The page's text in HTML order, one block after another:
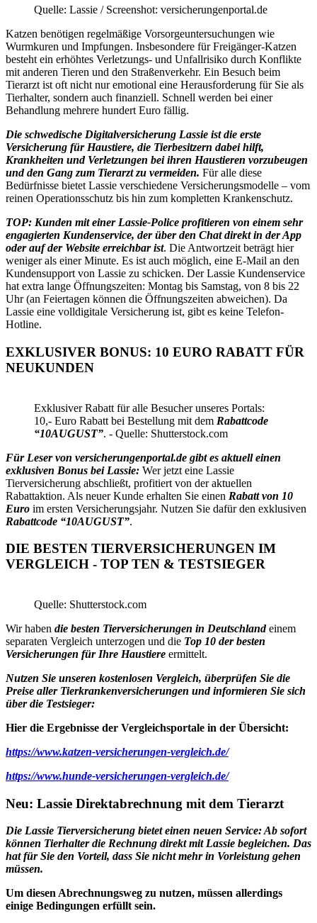
Quelle: Lassie / Screenshot: versicherungenportal.de
Katzen benötigen regelmäßige Vorsorgeuntersuchungen wie
Wurmkuren und Impfungen. Insbesondere für Freigänger-Katzen
besteht ein erhöhtes Verletzungs- und Unfallrisiko durch Konflikte
mit anderen Tieren und den Straßenverkehr. Ein Besuch beim
Tierarzt ist oft nicht nur emotional eine Herausforderung für Sie als
Tierhalter, sondern auch finanziell. Schnell werden bei einer
Behandlung mehrere hundert Euro fällig.
Die schwedische Digitalversicherung Lassie ist die erste
Versicherung für Haustiere, die Tierbesitzern dabei hilft,
Krankheiten und Verletzungen bei ihren Haustieren vorzubeugen
und den Gang zum Tierarzt zu vermeiden. Für alle diese
Bedürfnisse bietet Lassie verschiedene Versicherungsmodelle – vom
reinen Operationsschutz bis hin zum kompletten Krankenschutz.
TOP: Kunden mit einer Lassie-Police profitieren von einem sehr
engagierten Kundenservice, der über den Chat direkt in der App
oder auf der Website erreichbar ist. Die Antwortzeit beträgt hier
weniger als einer Minute. Es ist auch möglich, eine E-Mail an den
Kundensupport von Lassie zu schicken. Der Lassie Kundenservice
hat extra lange Öffnungszeiten: Montag bis Samstag, von 8 bis 22
Uhr (an Feiertagen können die Öffnungszeiten abweichen). Da
Lassie eine volldigitale Versicherung ist, gibt es keine Telefon-
Hotline.
EXKLUSIVER BONUS: 10 EURO RABATT FÜR
NEUKUNDEN
Exklusiver Rabatt für alle Besucher unseres Portals:
10,- Euro Rabatt bei Bestellung mit dem Rabattcode
“10AUGUST”. - Quelle: Shutterstock.com
Für Leser von versicherungenportal.de gibt es aktuell einen
exklusiven Bonus bei Lassie: Wer jetzt eine Lassie
Tierversicherung abschließt, profitiert von der aktuellen
Rabattaktion. Als neuer Kunde erhalten Sie einen Rabatt von 10
Euro im ersten Versicherungsjahr. Nutzen Sie dafür den exklusiven
Rabattcode “10AUGUST”.
DIE BESTEN TIERVERSICHERUNGEN IM
VERGLEICH - TOP TEN & TESTSIEGER
Quelle: Shutterstock.com
Wir haben die besten Tierversicherungen in Deutschlandeinem
separaten Vergleich unterzogen und die Top 10 der besten
Versicherungen für Ihre Haustiere ermittelt.
Nutzen Sie unseren kostenlosen Vergleich, überprüfen Sie die
Preise aller Tierkrankenversicherungen und informieren Sie sich
über die Testsieger:
Hier die Ergebnisse der Vergleichsportale in der Übersicht:
https://www.katzen-versicherungen-vergleich.de/
https://www.hunde-versicherungen-vergleich.de/
Neu: Lassie Direktabrechnung mit dem Tierarzt
Die Lassie Tierversicherung bietet einen neuen Service: Ab sofort
können Tierhalter die Rechnung direkt mit Lassie begleichen. Das
hat für Sie den Vorteil, dass Sie nicht mehr in Vorleistung gehen
müssen.
Um diesen Abrechnungsweg zu nutzen, müssen allerdings
einige Bedingungen erfüllt sein.